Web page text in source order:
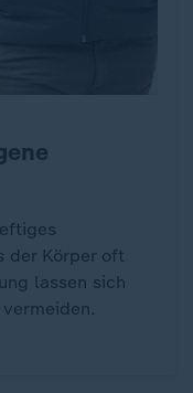
der Körper oft
lassen sich